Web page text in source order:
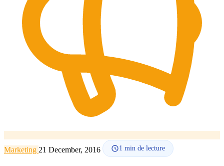
Langue
🇪🇸 ES
🇬🇧 EN 🇫🇷 FR 🇩🇪 DE
Se connecter
Marketing 21 December, 2016 1 min de lecture